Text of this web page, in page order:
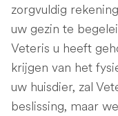
zorgvuldig
uw gezin te
Veteris u heeft
krijgen van het
uw huisdier, zal
beslissing, maar